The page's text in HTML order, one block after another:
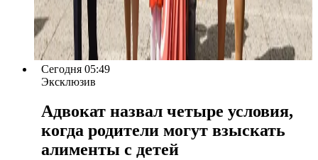
Сегодня 05:49
Эксклюзив
Адвокат назвал четыре условия,
когда родители могут взыскать
алименты с детей